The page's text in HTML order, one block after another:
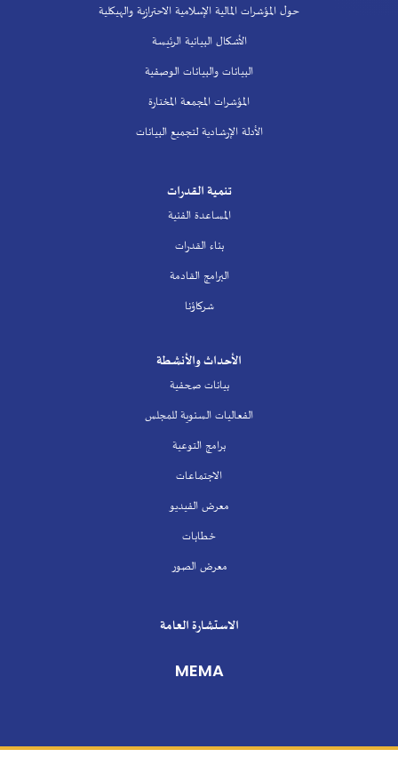
حول المؤشرات المالية الإسلامية الاحترازية والهيكلية
الأشكال البيانية الرئيسة
البيانات والبيانات الوصفية
المؤشرات المجمعة المختارة
الأدلة الإرشادية لتجميع البيانات
تنمية القدرات
المساعدة الفنية
بناء القدرات
البرامج القادمة
شركاؤنا
الأحداث والأنشطة
بيانات صحفية
الفعاليات السنوية للمجلس
برامج التوعية
الاجتماعات
معرض الفيديو
خطابات
معرض الصور
الاستشارة العامة
MEMA